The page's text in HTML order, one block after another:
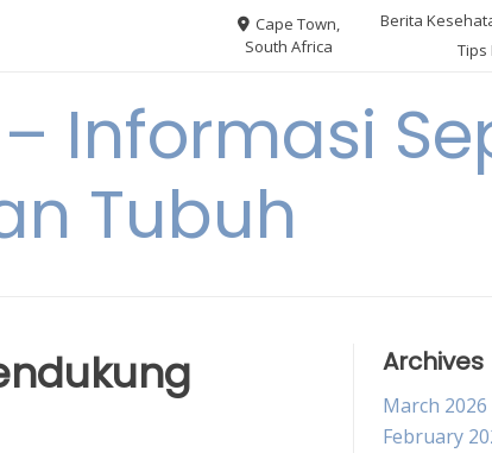
Cape Town,
South Africa
Berita
Tips
– Informasi
Tubuh
Archives
March 2026
February